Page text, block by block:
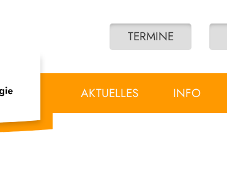
TERMINE
AKTUELLES INFO